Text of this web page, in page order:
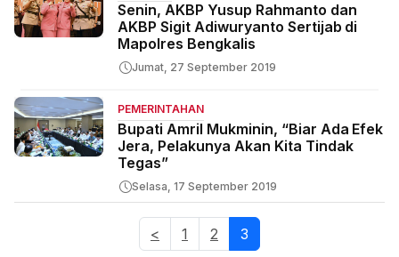
Senin, AKBP Yusup Rahmanto dan
AKBP Sigit Adiwuryanto Sertijab di
Mapolres Bengkalis
Jumat, 27 September 2019
PEMERINTAHAN
Bupati Amril Mukminin, “Biar Ada Efek
Jera, Pelakunya Akan Kita Tindak
Tegas”
Selasa, 17 September 2019
< 1 2 3